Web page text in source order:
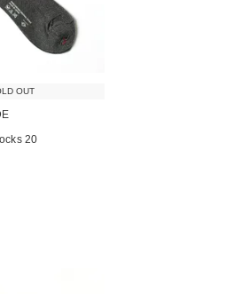
OUT
20